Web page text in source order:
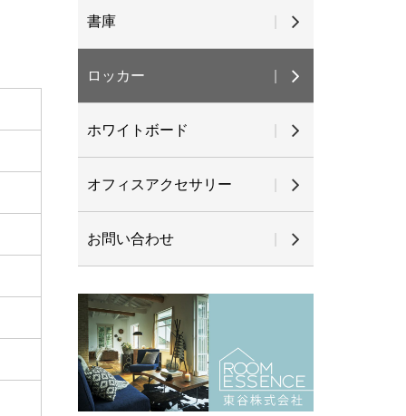
書庫
ロッカー
ホワイトボード
オフィスアクセサリー
お問い合わせ